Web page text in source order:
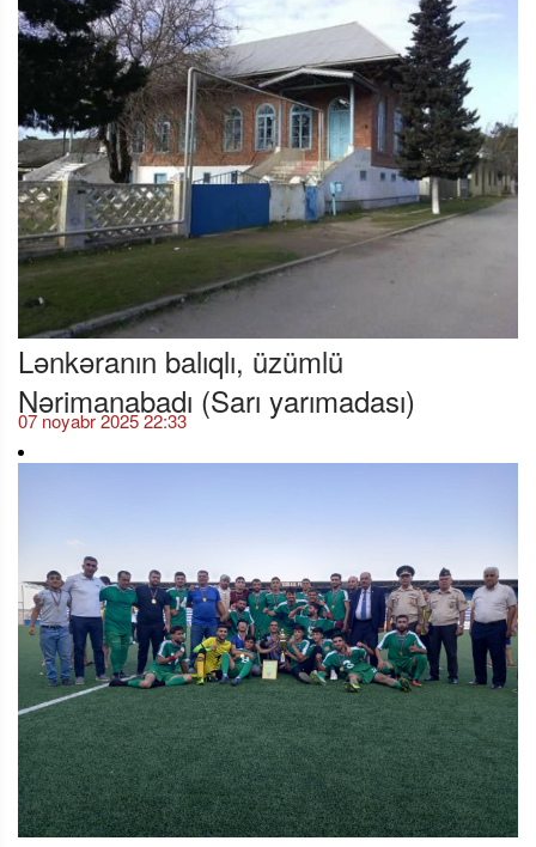
Lənkəranın balıqlı, üzümlü
Nərimanabadı (Sarı yarımadası)
07 noyabr 2025 22:33